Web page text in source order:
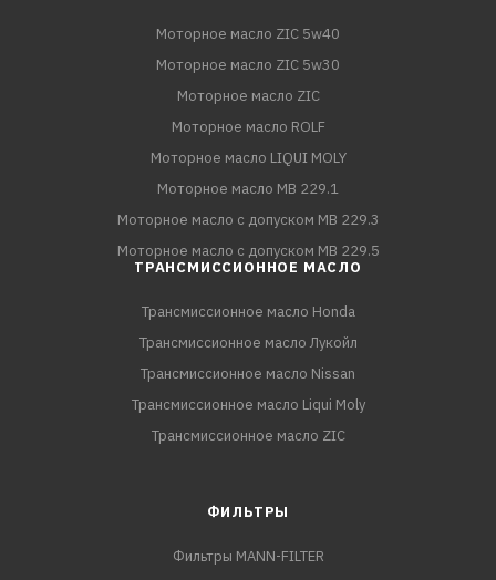
Моторное масло ZIC 5w40
Моторное масло ZIC 5w30
Моторное масло ZIC
Моторное масло ROLF
Моторное масло LIQUI MOLY
Моторное масло MB 229.1
Моторное масло с допуском MB 229.3
Моторное масло с допуском MB 229.5
ТРАНСМИССИОННОЕ МАСЛО
Трансмиссионное масло Honda
Трансмиссионное масло Лукойл
Трансмиссионное масло Nissan
Трансмиссионное масло Liqui Moly
Трансмиссионное масло ZIC
ФИЛЬТРЫ
Фильтры MANN-FILTER